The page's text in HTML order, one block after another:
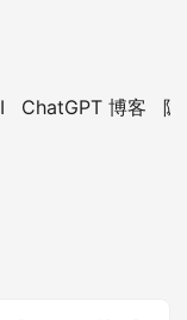
ChatGPT 博客